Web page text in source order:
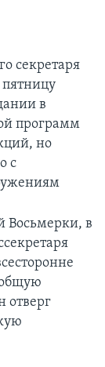
секретаря
в
программ
но
с
Восьмерки, в
общую
отверг